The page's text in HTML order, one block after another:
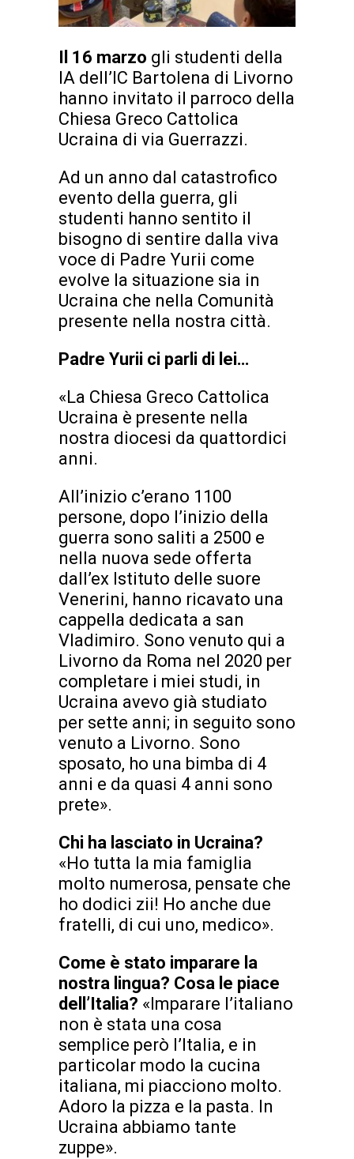
Il 16 marzo gli studenti della
IA dell’IC Bartolena di Livorno
hanno invitato il parroco della
Chiesa Greco Cattolica
Ucraina di via Guerrazzi.
Ad un anno dal catastrofico
evento della guerra, gli
studenti hanno sentito il
bisogno di sentire dalla viva
voce di Padre Yurii come
evolve la situazione sia in
Ucraina che nella Comunità
presente nella nostra città.
Padre Yurii ci parli di lei…
«La Chiesa Greco Cattolica
Ucraina è presente nella
nostra diocesi da quattordici
anni.
All’inizio c’erano 1100
persone, dopo l’inizio della
guerra sono saliti a 2500 e
nella nuova sede offerta
dall’ex Istituto delle suore
Venerini, hanno ricavato una
cappella dedicata a san
Vladimiro. Sono venuto qui a
Livorno da Roma nel 2020 per
completare i miei studi, in
Ucraina avevo già studiato
per sette anni; in seguito sono
venuto a Livorno. Sono
sposato, ho una bimba di 4
anni e da quasi 4 anni sono
prete».
Chi ha lasciato in Ucraina?
«Ho tutta la mia famiglia
molto numerosa, pensate che
ho dodici zii! Ho anche due
fratelli, di cui uno, medico».
Come è stato imparare la
nostra lingua? Cosa le piace
dell’Italia? «Imparare l’italiano
non è stata una cosa
semplice però l’Italia, e in
particolar modo la cucina
italiana, mi piacciono molto.
Adoro la pizza e la pasta. In
Ucraina abbiamo tante
zuppe».